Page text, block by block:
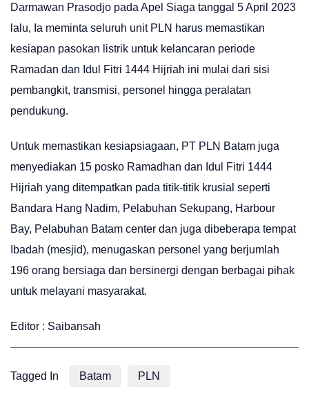
Darmawan Prasodjo pada Apel Siaga tanggal 5 April 2023
lalu, Ia meminta seluruh unit PLN harus memastikan
kesiapan pasokan listrik untuk kelancaran periode
Ramadan dan Idul Fitri 1444 Hijriah ini mulai dari sisi
pembangkit, transmisi, personel hingga peralatan
pendukung.
Untuk memastikan kesiapsiagaan, PT PLN Batam juga
menyediakan 15 posko Ramadhan dan Idul Fitri 1444
Hijriah yang ditempatkan pada titik-titik krusial seperti
Bandara Hang Nadim, Pelabuhan Sekupang, Harbour
Bay, Pelabuhan Batam center dan juga dibeberapa tempat
Ibadah (mesjid), menugaskan personel yang berjumlah
196 orang bersiaga dan bersinergi dengan berbagai pihak
untuk melayani masyarakat.
Editor : Saibansah
Tagged In Batam PLN